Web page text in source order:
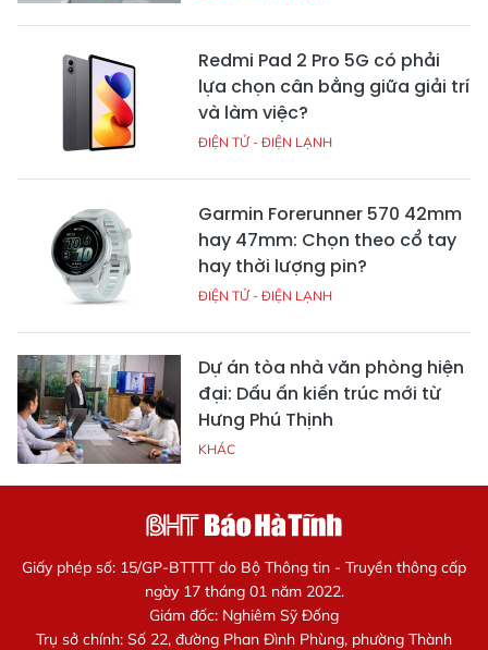
Redmi Pad 2 Pro 5G có phải
lựa chọn cân bằng giữa giải trí
và làm việc?
ĐIỆN TỬ - ĐIỆN LẠNH
Garmin Forerunner 570 42mm
hay 47mm: Chọn theo cổ tay
hay thời lượng pin?
ĐIỆN TỬ - ĐIỆN LẠNH
Dự án tòa nhà văn phòng hiện
đại: Dấu ấn kiến trúc mới từ
Hưng Phú Thịnh
KHÁC
Giấy phép số: 15/GP-BTTTT do Bộ Thông tin - Truyền thông cấp
ngày 17 tháng 01 năm 2022.
Giám đốc: Nghiêm Sỹ Đống
Trụ sở chính: Số 22, đường Phan Đình Phùng, phường Thành